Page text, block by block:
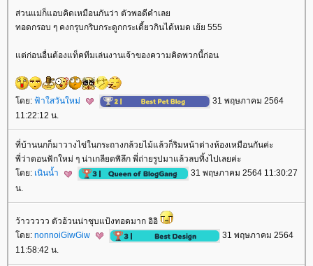
ส่วนแม่ก็แอบคิดเหมือนกันว่า ตัวพอดีคำเล
ทอดกรอบ ๆ คงกรุบกริบกระดูกกระเดี้ยวกินได้หมด เย้ย 555
ต่ก่อนอื่นต้องแท็คทีมเล่นงานเจ้าของความคิดพวกนี้ก่อน
ดย: ฟ้าใสวันใหม่
31 พฤษภาคม 2564
11:22:12 น.
ที่บ้านนกก็มาวางไข่ในกระถางกล้วยไม้แล้วก็ริมหน้าต่างห้องเหมือนกันค่ะ
พี่ว่าตอนฟักใหม่ ๆ น่าเกลียดพิลึก พี่ถ่ายรูปมาแล้วลบทิ้งไปเลยค่ะ
ดย: เนินน้ำ
31 พฤษภาคม 2564 11:30:27
น.
ว้าววววว ตัวอ้วนน่าชุบแป้งทอดมาก อิอิ
ดย: nonnoiGiwGiw
31 พฤษภาคม 2564
11:58:42 น.